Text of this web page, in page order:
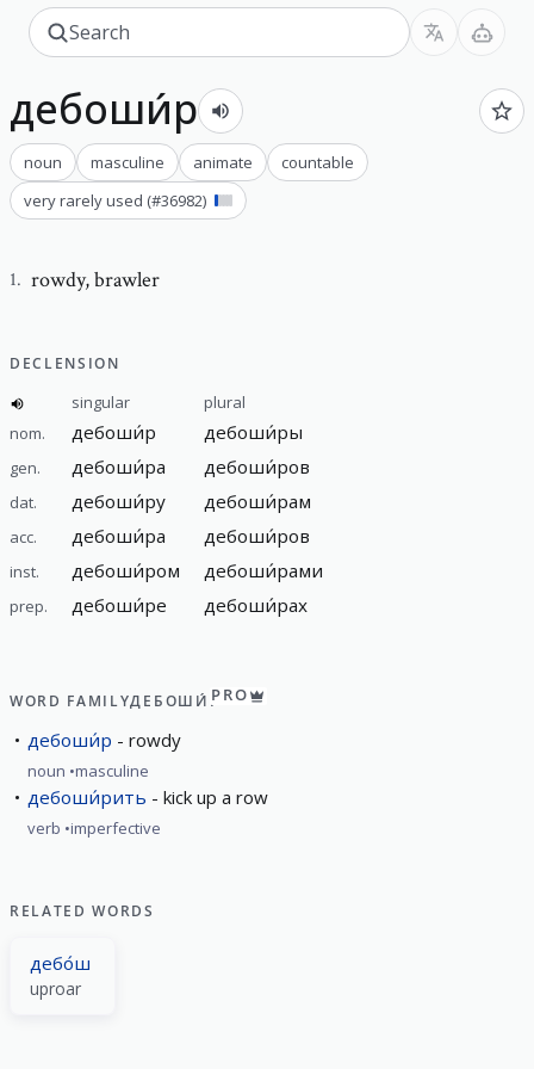
дебоши́р
noun masculine animate
countable
very rarely used (#36982)
1. rowdy,brawler
DECLENSION
singular
plural
nom.
дебоши́р дебоши́ры
gen. дебоши́ра дебоши́ров
dat. дебоши́ру дебоши́рам
acc. дебоши́ра дебоши́ров
inst. дебоши́ром дебоши́рами
prep. дебоши́ре дебоши́рах
WORD FAMILYДЕБОШИ́РPRO
дебоши́р rowdy
noun masculine
дебоши́рить kick up a row
verb imperfective
RELATED WORDS
дебо́ш
uproar